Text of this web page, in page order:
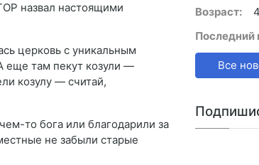
назвал настоящими
церковь с уникальным
еще там пекут козули —
козулу — считай,
то бога или благодарили за
не забыли старые
Возраст:
Последний
Все